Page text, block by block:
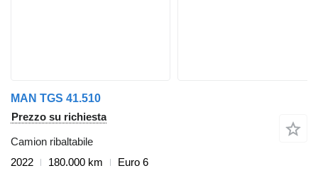
MAN TGS 41.510
Prezzo su richiesta
Camion ribaltabile
2022
180.000 km
Euro 6